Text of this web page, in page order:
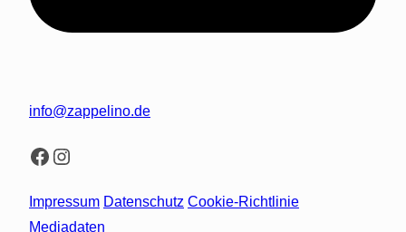
info@zappelino.de
Facebook
Instagram
Impressum Datenschutz Cookie-Richtlinie
Mediadaten